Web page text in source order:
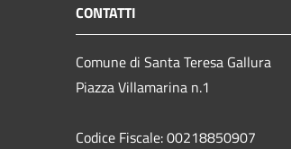
CONTATTI
Comune di Santa Teresa Gallura
Piazza Villamarina n.1
Codice Fiscale: 00218850907